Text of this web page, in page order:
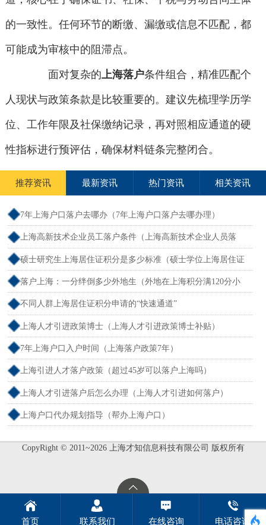
的一致性。任何环节的断缴、漏缴或信息不匹配，都
可能成为审核中的阻滞点。
面对复杂的上海落户条件组合，精准匹配个
人现状与政策条款是比较重要的。建议先梳理学历学
位、工作年限及社保缴纳记录，再对照相应通道的硬
性指标进行预评估，确保材料链条完整闭合。
推荐资讯 最新资讯 热门资讯 相关资讯
7年上海户口落户去哪办（7年上海户口落户去哪办理）
上海高新技术企业员工落户条件（上海高新技术企业人员落
户）
硕士研究生上海居住证积分是多少标准（硕士学位上海居住证
积分）
落户上海：一分绊倒多少外地生（外地在上海积分满120分小
孩可以考上海大学吗）
不同人群上海居住证积分申请的“快速通道”
上海人才引进政策博士（上海人才引进政策博士补贴）
7年上海户口入户时间（上海落户政策7年）
上海引进人才落户政策（超过45岁可以落户上海吗）
上海人才引进落户后怎么办理（上海人才引进如何落户）
上海户口代办规划指导（帮办上海户口）
CopyRight © 2011~2026 上海才知信息科技有限公司 版权所有
首页 联系我们 在线咨询 电话咨询